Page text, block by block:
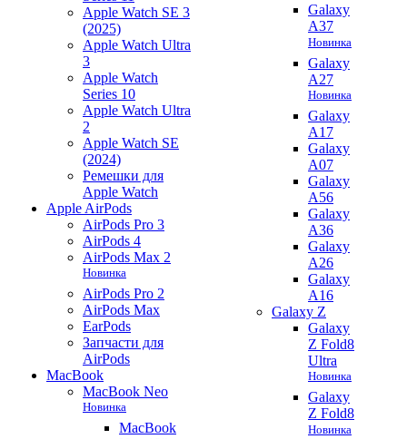
Apple Watch SE 3
(2025)
Apple Watch Ultra
3
Apple Watch
Series 10
Apple Watch Ultra
2
Apple Watch SE
(2024)
Ремешки для
Apple Watch
Apple AirPods
AirPods Pro 3
AirPods 4
AirPods Max 2
Новинка
AirPods Pro 2
AirPods Max
EarPods
Запчасти для
AirPods
MacBook
MacBook Neo
Новинка
MacBook
Galaxy
A37
Новинка
Galaxy
A27
Новинка
Galaxy
A17
Galaxy
A07
Galaxy
A56
Galaxy
A36
Galaxy
A26
Galaxy
A16
Galaxy Z
Galaxy
Z Fold8
Ultra
Новинка
Galaxy
Z Fold8
Новинка